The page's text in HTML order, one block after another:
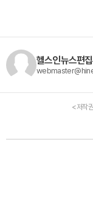
헬스인뉴스편
<저작